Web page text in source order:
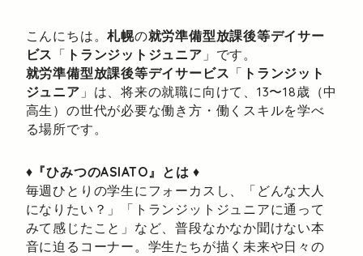
こんにちは。札幌の就労準備型放課後等デイサー
ビス 「 トランジットジュニア 」です。
就労準備型放課後等デイサービス 「 トランジット
ジュニア 」は、将来の就職に向けて、13〜18歳（中
高生）の世代が必要な働き方・働くスキルを学べ
る場所です。
♦ 『ひみつのASIATO』とは ♦
毎週ひとりの学生にフォーカスし、「どんな大人
になりたい？」「トランジットジュニアに通って
みて感じたこと」など、普段なかなか聞けない本
音に迫るコーナー。学生たちが描く未来や日々の